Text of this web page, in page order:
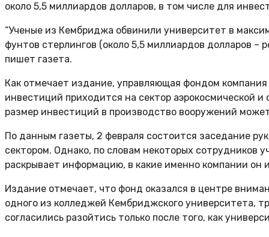
около 5,5 миллиардов долларов, в том числе для
“Ученые из Кембриджа обвинили университет в
фунтов стерлингов (около 5,5 миллиардов долларов –
пишет газета.
Как отмечает издание, управляющая фондом
инвестиций приходится на сектор аэрокосмической
размер инвестиций в производство вооружений
По данным газеты, 2 февраля состоится заседание
сектором. Однако, по словам некоторых
раскрывает информацию, в какие именно компании он
Издание отмечает, что фонд оказался в центре
одного из колледжей Кембриджского университета,
согласились разойтись только после того, как